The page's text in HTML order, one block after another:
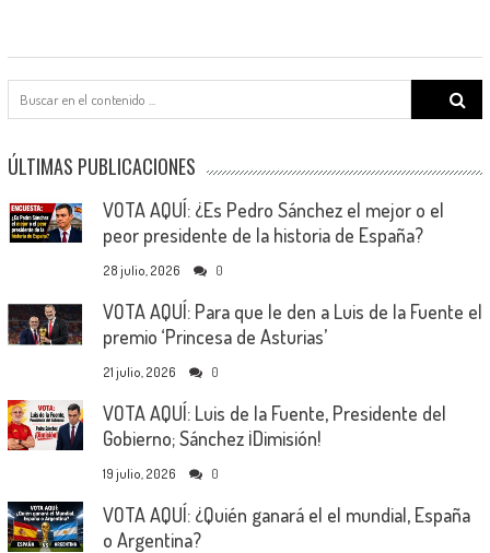
Search
ÚLTIMAS PUBLICACIONES
VOTA AQUÍ: ¿Es Pedro Sánchez el mejor o el
peor presidente de la historia de España?
28 julio, 2026 0
VOTA AQUÍ: Para que le den a Luis de la Fuente el
premio ‘Princesa de Asturias’
21 julio, 2026 0
VOTA AQUÍ: Luis de la Fuente, Presidente del
Gobierno; Sánchez ¡Dimisión!
19 julio, 2026 0
VOTA AQUÍ: ¿Quién ganará el el mundial, España
o Argentina?